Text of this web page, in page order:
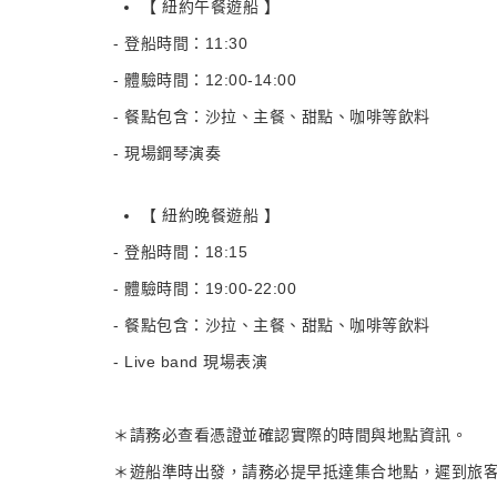
【 紐約午餐遊船 】
- 登船時間：11:30
- 體驗時間：12:00-14:00
- 餐點包含：沙拉、主餐、甜點、咖啡等飲料
- 現場鋼琴演奏
【 紐約晚餐遊船 】
- 登船時間：18:15
- 體驗時間：19:00-22:00
- 餐點包含：沙拉、主餐、甜點、咖啡等飲料
- Live band 現場表演
＊請務必查看憑證並確認實際的時間與地點資訊。
＊遊船準時出發，請務必提早抵達集合地點，遲到旅